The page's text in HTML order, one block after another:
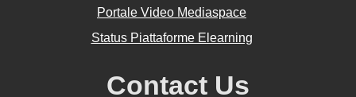
Portale Video Mediaspace
Status Piattaforme Elearning
Contact Us